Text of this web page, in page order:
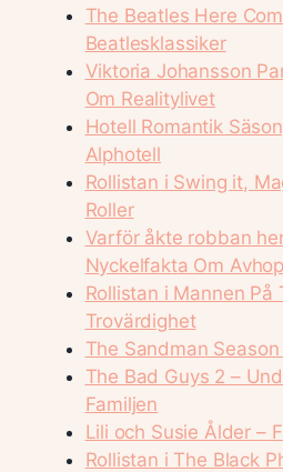
The Beatles Here
Beatlesklassiker
Viktoria Johansson
Om Realitylivet
Hotell Romantik
Alphotell
Rollistan i Swing it,
Roller
Varför åkte robban
Nyckelfakta Om
Rollistan i Mannen På
Trovärdighet
The Sandman
The Bad Guys 2 –
Familjen
Lili och Susie Ålder –
Rollistan i The Black